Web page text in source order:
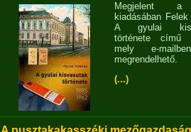
Megjelent
kiadásában
A gyulai
története című
mely e-
megrendelhető.
(...)